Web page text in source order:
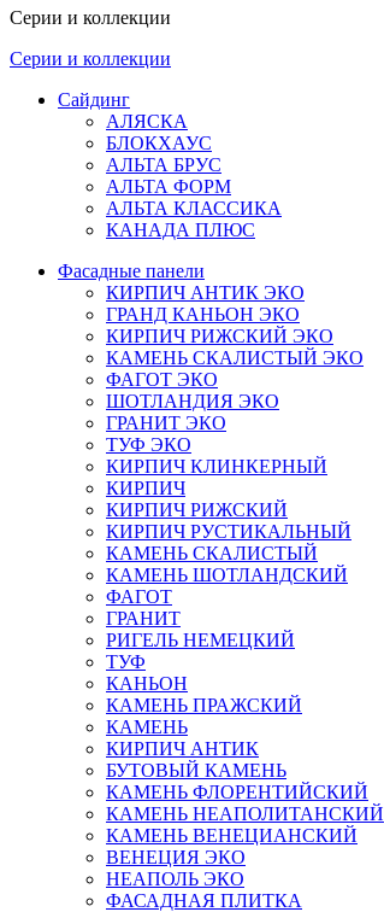
Серии и коллекции
Серии и коллекции
Сайдинг
АЛЯСКА
БЛОКХАУС
АЛЬТА БРУС
АЛЬТА ФОРМ
АЛЬТА КЛАССИКА
КАНАДА ПЛЮС
Фасадные панели
КИРПИЧ АНТИК ЭКО
ГРАНД КАНЬОН ЭКО
КИРПИЧ РИЖСКИЙ ЭКО
КАМЕНЬ СКАЛИСТЫЙ ЭКО
ФАГОТ ЭКО
ШОТЛАНДИЯ ЭКО
ГРАНИТ ЭКО
ТУФ ЭКО
КИРПИЧ КЛИНКЕРНЫЙ
КИРПИЧ
КИРПИЧ РИЖСКИЙ
КИРПИЧ РУСТИКАЛЬНЫЙ
КАМЕНЬ СКАЛИСТЫЙ
КАМЕНЬ ШОТЛАНДСКИЙ
ФАГОТ
ГРАНИТ
РИГЕЛЬ НЕМЕЦКИЙ
ТУФ
КАНЬОН
КАМЕНЬ ПРАЖСКИЙ
КАМЕНЬ
КИРПИЧ АНТИК
БУТОВЫЙ КАМЕНЬ
КАМЕНЬ ФЛОРЕНТИЙСКИЙ
КАМЕНЬ НЕАПОЛИТАНСКИЙ
КАМЕНЬ ВЕНЕЦИАНСКИЙ
ВЕНЕЦИЯ ЭКО
НЕАПОЛЬ ЭКО
ФАСАДНАЯ ПЛИТКА